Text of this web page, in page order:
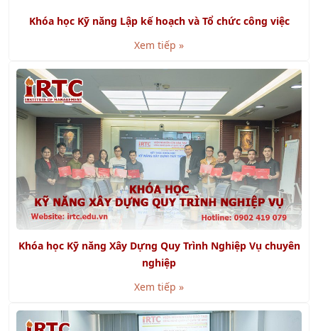
Khóa học Kỹ năng Lập kế hoạch và Tổ chức công việc
Xem tiếp »
Khóa học Kỹ năng Xây Dựng Quy Trình Nghiệp Vụ chuyên
nghiệp
Xem tiếp »